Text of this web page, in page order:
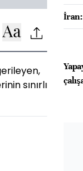
sınırlı
İran: